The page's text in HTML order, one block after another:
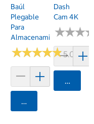
Baúl
Plegable
Para
Almacenamiento
★★★★★
★★★★★5.0 (23)
Agregar
Dash
Cam 4K
★★★
★★★